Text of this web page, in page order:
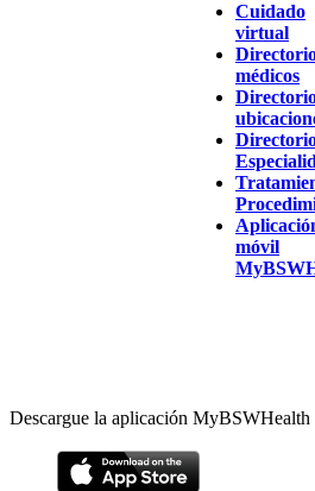
Cuidado
virtual
médicos
móvil
Descargue la aplicación MyBSWHealth